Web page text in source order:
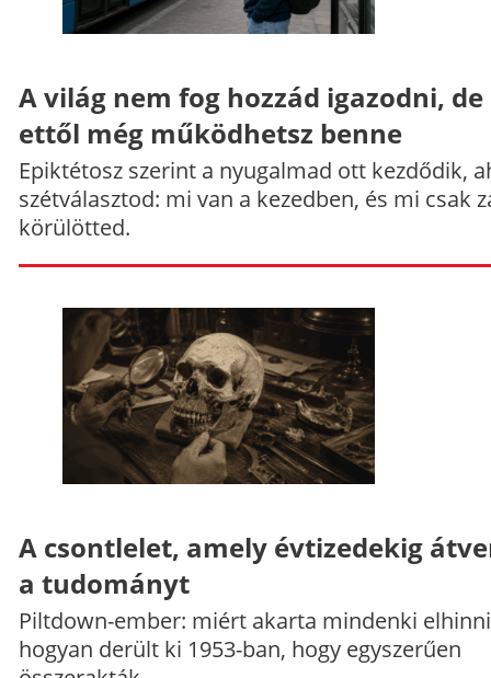
A világ nem fog hozzád igazodni, de
ettől még működhetsz benne
Epiktétosz szerint a nyugalmad ott kezdődik,
szétválasztod: mi van a kezedben, és mi csak
körülötted.
A csontlelet, amely évtizedekig
a tudományt
Piltdown-ember: miért akarta mindenki
hogyan derült ki 1953-ban, hogy egyszerűen